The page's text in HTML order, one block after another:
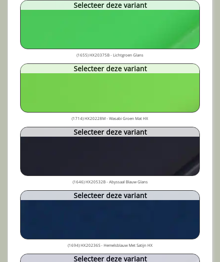
Selecteer deze variant
(1655) HX20375B - Lichtgroen Glans
Selecteer deze variant
(1714) HX20228M - Wasabi Groen Mat HX
Selecteer deze variant
(1646) HX20532B - Abyssaal Blauw Glans
Selecteer deze variant
(1694) HX20236S - Hemelsblauw Met Satijn HX
Selecteer deze variant